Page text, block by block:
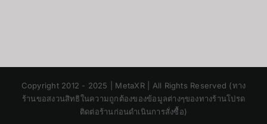
Copyright 2012 - 2025 | MetaXR | All Rights Reserved (ทาง
ร้านขอสงวนสิทธิในความถูกต้องของข้อมูลต่างๆของทางร้านโปรด
ติดต่อร้านก่อนดำเนินการสั่งซื้อ)Chinese